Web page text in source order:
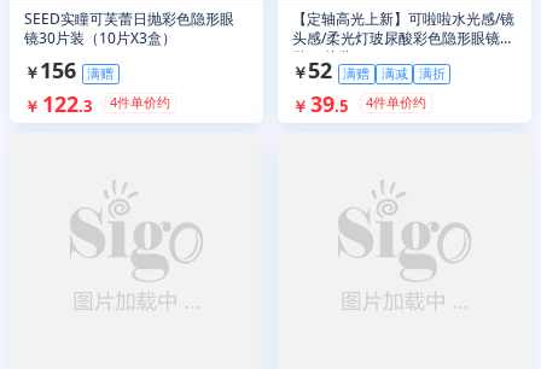
SEED实瞳可芙蕾日抛彩色隐形眼
镜30片装（10片X3盒）
￥156 满赠
￥ 122.3 4件单价约
【定轴高光上新】可啦啦水光感/镜
头感/柔光灯玻尿酸彩色隐形眼镜日
抛10片装
￥52 满赠 满减 满折
￥ 39.5 4件单价约